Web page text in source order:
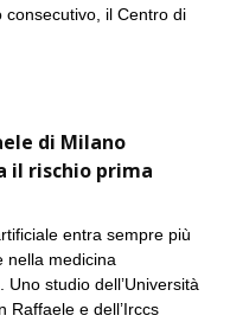
consecutivo, il Centro di
di Milano
il rischio prima
entra sempre più
nella medicina
Uno studio dell’Università
Raffaele e dell’Irccs